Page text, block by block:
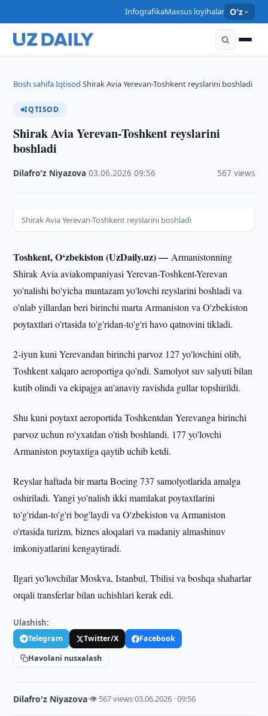
InfografikaMaxsus loyihalar O'z
Bosh sahifa›Iqtisod›Shirak Avia Yerevan-Toshkent reyslarini boshladi
IQTISOD
Shirak Avia Yerevan-Toshkent reyslarini
boshladi
Dilafro'z Niyazova ·03.06.2026 ·09:56 567 views
Shirak Avia Yerevan-Toshkent reyslarini boshladi
Toshkent, O‘zbekiston (UzDaily.uz) —Armanistonning
Shirak Avia aviakompaniyasi Yerevan-Toshkent-Yerevan
yo'nalishi bo'yicha muntazam yo'lovchi reyslarini boshladi va
o'nlab yillardan beri birinchi marta Armaniston va O'zbekiston
poytaxtlari o'rtasida to'g'ridan-to'g'ri havo qatnovini tikladi.
2-iyun kuni Yerevandan birinchi parvoz 127 yo'lovchini olib,
Toshkent xalqaro aeroportiga qo'ndi. Samolyot suv salyuti bilan
kutib olindi va ekipajga an'anaviy ravishda gullar topshirildi.
Shu kuni poytaxt aeroportida Toshkentdan Yerevanga birinchi
parvoz uchun ro'yxatdan o'tish boshlandi. 177 yo'lovchi
Armaniston poytaxtiga qaytib uchib ketdi.
Reyslar haftada bir marta Boeing 737 samolyotlarida amalga
oshiriladi. Yangi yo'nalish ikki mamlakat poytaxtlarini
to'g'ridan-to'g'ri bog'laydi va O'zbekiston va Armaniston
o'rtasida turizm, biznes aloqalari va madaniy almashinuv
imkoniyatlarini kengaytiradi.
Ilgari yo'lovchilar Moskva, Istanbul, Tbilisi va boshqa shaharlar
orqali transferlar bilan uchishlari kerak edi.
Ulashish:
Telegram Twitter/X
Facebook
Havolani nusxalash
Dilafro'z Niyazova·👁 567 views·03.06.2026 · 09:56